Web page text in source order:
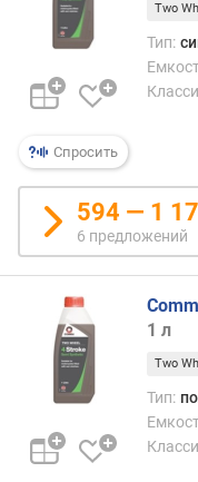
Спросить
Two
Тип:
594 — 1
6 предложений
1 л
Two
Тип: